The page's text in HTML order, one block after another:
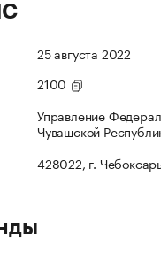
25 августа 2022
2100
Управление
Чувашской
428022, г.